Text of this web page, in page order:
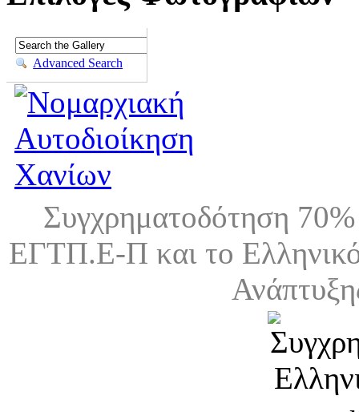
Advanced Search
Συγχρηματοδότηση
ΕΓΤΠ.Ε-Π και το